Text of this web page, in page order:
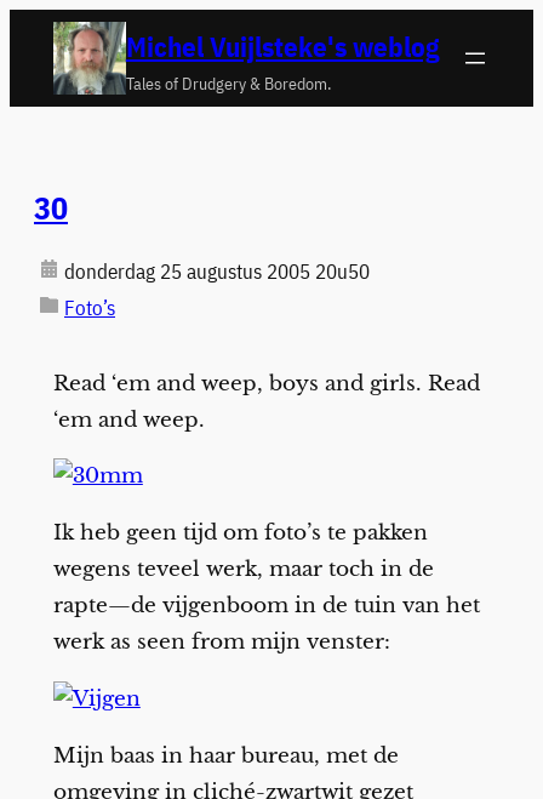
naar
Michel Vuijlsteke's weblog
Tales of Drudgery & Boredom.
30
donderdag 25 augustus 2005 20u50
Foto’s
Read ‘em and weep, boys and girls. Read
‘em and weep.
Ik heb geen tijd om foto’s te pakken
wegens teveel werk, maar toch in de
rapte—de vijgenboom in de tuin van het
werk as seen from mijn venster:
Mijn baas in haar bureau, met de
omgeving in cliché-zwartwit gezet